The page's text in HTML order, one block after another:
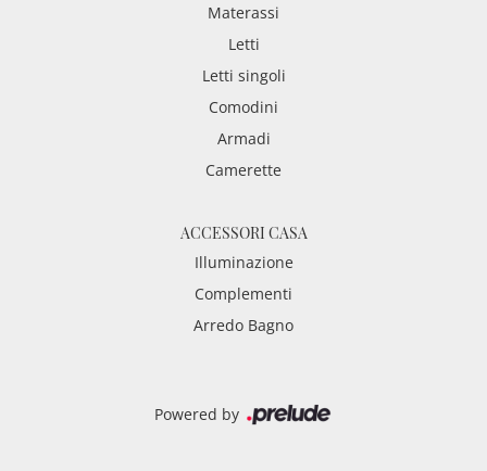
Materassi
Letti
Letti singoli
Comodini
Armadi
Camerette
ACCESSORI CASA
Illuminazione
Complementi
Arredo Bagno
Powered by